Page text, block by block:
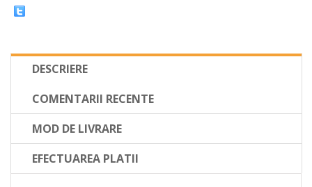
DESCRIERE
COMENTARII RECENTE
MOD DE LIVRARE
EFECTUAREA PLATII